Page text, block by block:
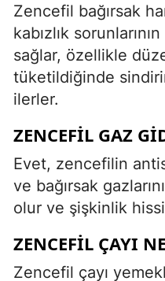
Zencefil bağırsak
kabızlık
sağlar, özellikle
tüketildiğinde
ilerler.
ZENCEFIL GAZ
Evet, zencefilin
ve bağırsak
olur ve şişkinlik
ZENCEFIL ÇAYI
Zencefil çayı